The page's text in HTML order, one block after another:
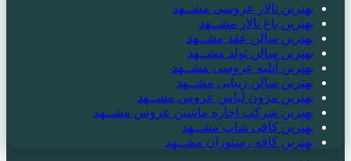
بهترین تالار عروسی مشــهد
بهترین باغ تالار مشــهد
بهترین سالن عقد مشــهد
بهترین سالن تولد مشــهد
بهترین آتلیه عروسی مشــهد
بهترین سالن زیبایی مشــهد
بهترین مزون لباس عروس مشــهد
بهترین شرکت اجاره ماشین عروس مشــهد
بهترین کافی شاپ مشــهد
بهترین کافه رستوران مشــهد